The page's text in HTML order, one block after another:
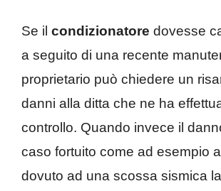
Se il condizionatore dovesse
a seguito di una recente
proprietario può chiedere un
danni alla ditta che ne ha
controllo. Quando invece il
caso fortuito come ad esempio
dovuto ad una scossa sismica la